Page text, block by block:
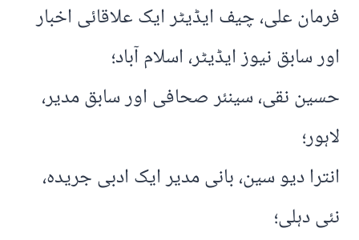
فرمان علی، چیف ایڈیٹر ایک علاقائی اخبار
اور سابق نیوز ایڈیٹر، اسلام آباد؛
حسین نقی، سینئر صحافی اور سابق مدیر،
لاہور؛
انترا دیو سین، بانی مدیر ایک ادبی جریدہ،
نئی دہلی؛